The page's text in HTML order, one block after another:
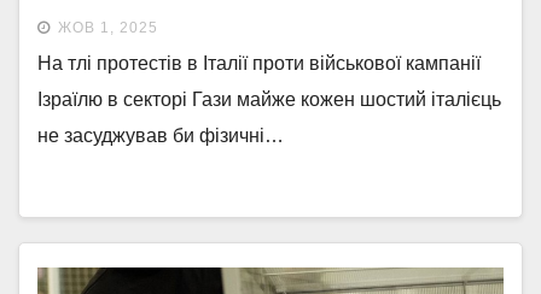
ЖОВ 1, 2025
На тлі протестів в Італії проти військової кампанії
Ізраїлю в секторі Гази майже кожен шостий італієць
не засуджував би фізичні…